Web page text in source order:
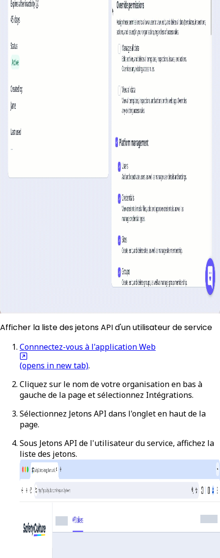
Afficher la liste des jetons API d'un utilisateur de service
Connnectez-vous à l'application Web
(opens in new tab).
Cliquez sur le nom de votre organisation en bas à
gauche de la page et sélectionnez Intégrations.
Sélectionnez Jetons API dans l'onglet en haut de la
page.
Sous Jetons API de l'utilisateur du service, affichez la
liste des jetons.